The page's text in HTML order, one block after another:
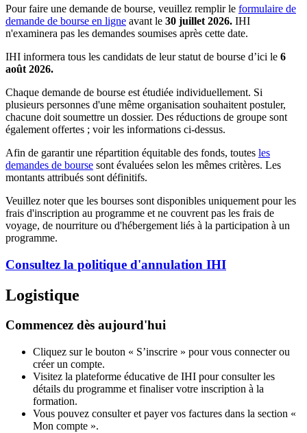
Pour faire une demande de bourse, veuillez remplir le formulaire de
demande de bourse en ligne avant le 30 juillet 2026. IHI
n'examinera pas les demandes soumises après cette date.
IHI informera tous les candidats de leur statut de bourse d’ici le 6
août 2026.
Chaque demande de bourse est étudiée individuellement. Si
plusieurs personnes d'une même organisation souhaitent postuler,
chacune doit soumettre un dossier. Des réductions de groupe sont
également offertes ; voir les informations ci-dessus.
Afin de garantir une répartition équitable des fonds, toutes les
demandes de bourse sont évaluées selon les mêmes critères. Les
montants attribués sont définitifs.
Veuillez noter que les bourses sont disponibles uniquement pour les
frais d'inscription au programme et ne couvrent pas les frais de
voyage, de nourriture ou d'hébergement liés à la participation à un
programme.
Consultez la politique d'annulation IHI
Logistique
Commencez dès aujourd'hui
Cliquez sur le bouton « S’inscrire » pour vous connecter ou
créer un compte.
Visitez la plateforme éducative de IHI pour consulter les
détails du programme et finaliser votre inscription à la
formation.
Vous pouvez consulter et payer vos factures dans la section «
Mon compte ».